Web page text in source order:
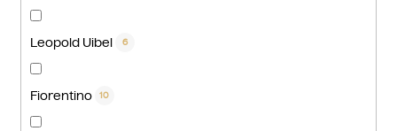
Leopold Uibel 6
Fiorentino 10